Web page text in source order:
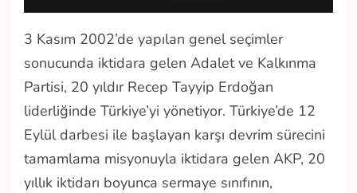
3 Kasım 2002’de yapılan genel seçimler
sonucunda iktidara gelen Adalet ve Kalkınma
Partisi, 20 yıldır Recep Tayyip Erdoğan
liderliğinde Türkiye’yi yönetiyor. Türkiye’de 12
Eylül darbesi ile başlayan karşı devrim sürecini
tamamlama misyonuyla iktidara gelen AKP, 20
yıllık iktidarı boyunca sermaye sınıfının,